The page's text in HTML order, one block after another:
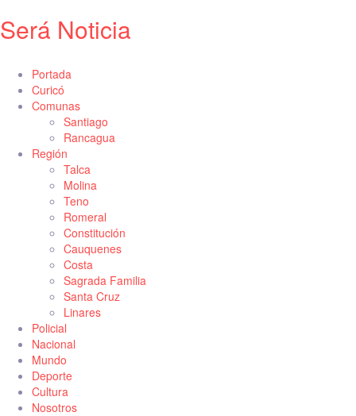
Será Noticia
Portada
Curicó
Comunas
Santiago
Rancagua
Región
Talca
Molina
Teno
Romeral
Constitución
Cauquenes
Costa
Sagrada Familia
Santa Cruz
Linares
Policial
Nacional
Mundo
Deporte
Cultura
Nosotros